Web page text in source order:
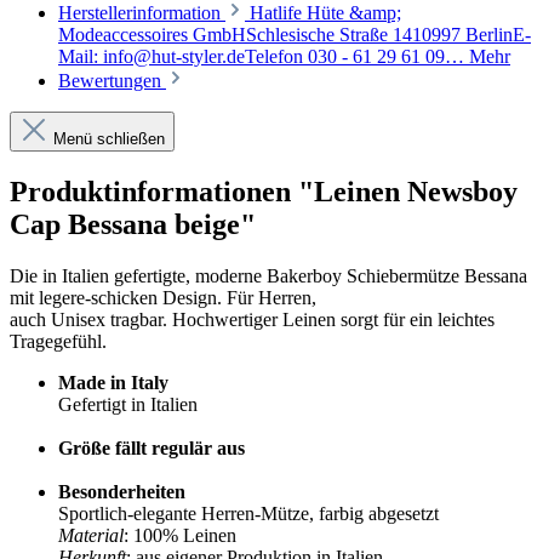
Herstellerinformation
Hatlife Hüte &amp;
Modeaccessoires GmbHSchlesische Straße 1410997 BerlinE-
Mail: info@hut-styler.deTelefon 030 - 61 29 61 09… Mehr
Bewertungen
Menü schließen
Produktinformationen "Leinen Newsboy
Cap Bessana beige"
Die in Italien gefertigte, moderne Bakerboy Schiebermütze Bessana
mit legere-schicken Design. Für Herren,
auch Unisex tragbar. Hochwertiger Leinen sorgt für ein leichtes
Tragegefühl.
Made in Italy
Gefertigt in Italien
Größe fällt regulär aus
Besonderheiten
Sportlich-elegante Herren-Mütze, farbig abgesetzt
Material: 100% Leinen